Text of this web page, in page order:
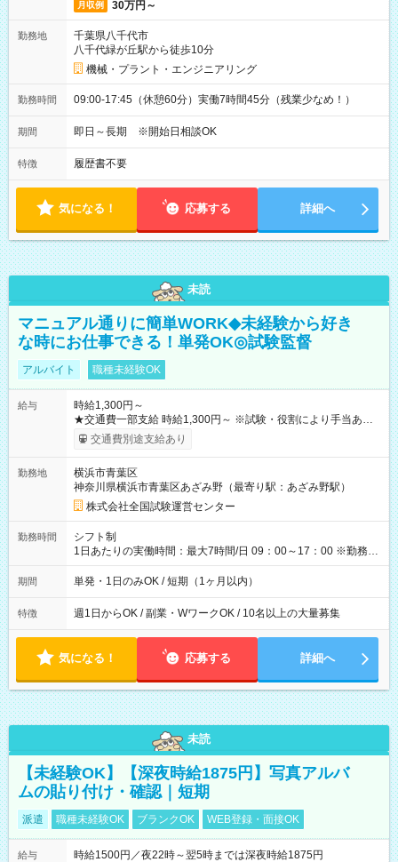
月収例 30万円～
勤務地
千葉県八千代市
八千代緑が丘駅から徒歩10分
機械・プラント・エンジニアリング
勤務時間 09:00-17:45（休憩60分）実働7時間45分（残業少なめ！）
期間 即日～長期 ※開始日相談OK
特徴 履歴書不要
気になる！ 応募する 詳細へ
未読
マニュアル通りに簡単WORK◆未経験から好き
な時にお仕事できる！単発OK◎試験監督
アルバイト 職種未経験OK
給与
時給1,300円～
★交通費一部支給 時給1,300円～ ※試験・役割により手当あり
※勤務回数により昇給あり 【即給（前払い）オプションあ
り！】 希望される場合、勤務から1週間ほどで給与の一部を受け
例】 ・河合塾模擬試験 8:30～17:30（休憩1時間） 時給1,300円
×8時間＝日収10,400円＋交通費 ※当日の役割により時給＋100
円の場合あり ・国家試験 7:00～13:30（休憩なし） 時給1,300
円（役割手当＋100円）×6時間＝日収8,400円＋交通費 【試用期
間】試用期間なし
交通費別途支給あり
勤務地
横浜市青葉区
神奈川県横浜市青葉区あざみ野（最寄り駅：あざみ野駅）
株式会社全国試験運営センター
勤務時間
シフト制
1日あたりの実働時間：最大7時間/日 09：00～17：00 ※勤務時
間は 試験により異なります。
期間 単発・1日のみOK / 短期（1ヶ月以内）
特徴 週1日からOK / 副業・WワークOK / 10名以上の大量募集
気になる！ 応募する 詳細へ
未読
【未経験OK】【深夜時給1875円】写真アルバ
ムの貼り付け・確認｜短期
派遣 職種未経験OK ブランクOK WEB登録・面接OK
給与 時給1500円／夜22時～翌5時までは深夜時給1875円